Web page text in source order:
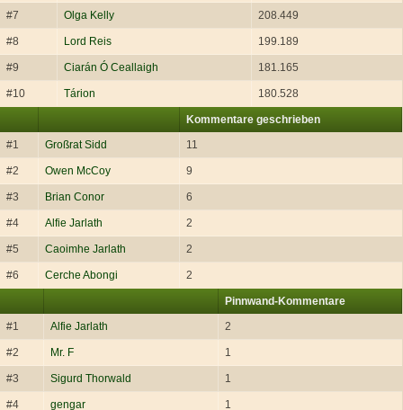
#7 Olga Kelly 208.449
#8 Lord Reis 199.189
#9 Ciarán Ó Ceallaigh 181.165
#10 Tárion 180.528
Kommentare geschrieben
#1 Großrat Sidd 11
#2 Owen McCoy 9
#3 Brian Conor 6
#4 Alfie Jarlath 2
#5 Caoimhe Jarlath 2
#6 Cerche Abongi 2
Pinnwand-Kommentare
#1 Alfie Jarlath 2
#2 Mr. F 1
#3 Sigurd Thorwald 1
#4 gengar 1